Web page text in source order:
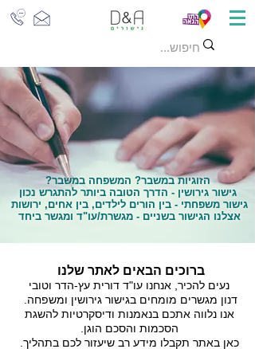
הזוגיות במשבר? המשפחה במשבר?
גישור גירושין - הדרך הטובה ביותר להתגרש נכון
גישור משפחתי - בין הורים לילדים, בין אחים, ירושות
אצלנו הגישור בשניים - מגשרת/עו"ד ומגשר ביחד
ברוכים הבאים לאתר שלנו
נעים להכיר, אנחנו עו"ד דורית עץ-הדר וטובי
דנון מגשרים מומחים בגישור גירושין ומשפחה.
אנו נלווה אתכם בנאמנות ודיסקרטיות להשגת
הסכמות והסכם הוגן.
כאן באתר תקבלו מידע רב שיעזור לכם בתהליך.